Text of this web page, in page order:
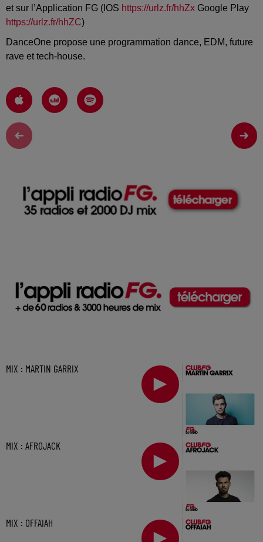
et sur l’Application FG (IOS https://urlz.fr/hhZx Google Play
https://urlz.fr/hhZC)
DanceOne propose une programmation dance, EDM, future
rave et tech-house.
MIX : MARTIN GARRIX
MIX : AFROJACK
MIX : OFFAIAH